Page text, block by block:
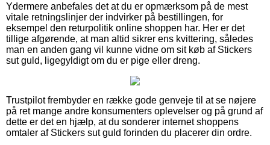
Ydermere anbefales det at du er opmærksom på de mest
vitale retningslinjer der indvirker på bestillingen, for
eksempel den returpolitik online shoppen har. Her er det
tillige afgørende, at man altid sikrer ens kvittering, således
man en anden gang vil kunne vidne om sit køb af Stickers
sut guld, ligegyldigt om du er pige eller dreng.
Trustpilot frembyder en række gode genveje til at se nøjere
på ret mange andre konsumenters oplevelser og på grund af
dette er det en hjælp, at du sonderer internet shoppens
omtaler af Stickers sut guld forinden du placerer din ordre.